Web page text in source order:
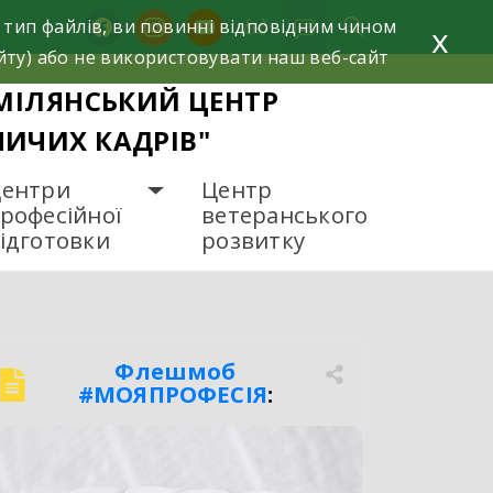
facebookinstagramyoutube
ЦЕНТР
КАДРІВ"
Центр
ветеранського
розвитку
Флешмоб
#МОЯПРОФЕСІЯ:
файлів, ви повинні відповідним чином
або не використовувати наш веб-сайт
x